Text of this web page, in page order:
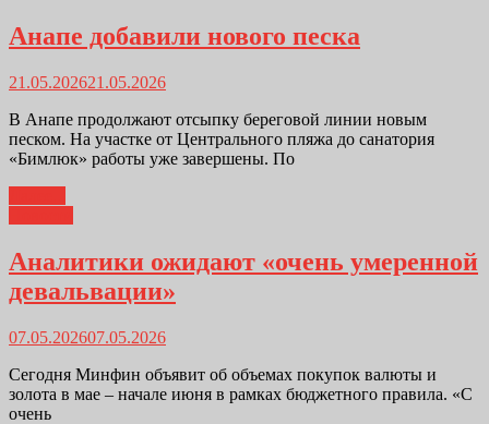
Анапе добавили нового песка
21.05.202621.05.2026
В Анапе продолжают отсыпку береговой линии новым
песком. На участке от Центрального пляжа до санатория
«Бимлюк» работы уже завершены. По
Аналитики ожидают «очень умеренной
девальвации»
07.05.202607.05.2026
Сегодня Минфин объявит об объемах покупок валюты и
золота в мае – начале июня в рамках бюджетного правила. «С
очень